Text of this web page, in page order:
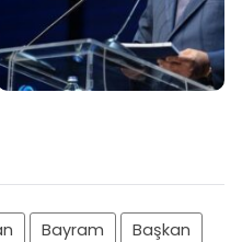
Bayram
Başkan